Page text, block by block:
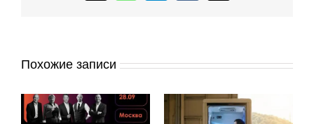
Похожие записи